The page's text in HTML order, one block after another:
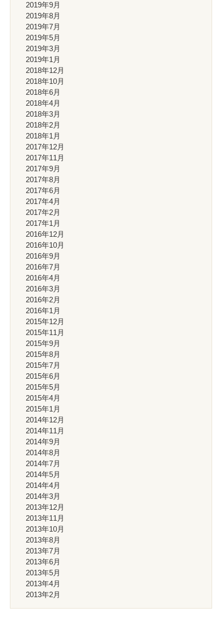
2019年9月
2019年8月
2019年7月
2019年5月
2019年3月
2019年1月
2018年12月
2018年10月
2018年6月
2018年4月
2018年3月
2018年2月
2018年1月
2017年12月
2017年11月
2017年9月
2017年8月
2017年6月
2017年4月
2017年2月
2017年1月
2016年12月
2016年10月
2016年9月
2016年7月
2016年4月
2016年3月
2016年2月
2016年1月
2015年12月
2015年11月
2015年9月
2015年8月
2015年7月
2015年6月
2015年5月
2015年4月
2015年1月
2014年12月
2014年11月
2014年9月
2014年8月
2014年7月
2014年5月
2014年4月
2014年3月
2013年12月
2013年11月
2013年10月
2013年8月
2013年7月
2013年6月
2013年5月
2013年4月
2013年2月